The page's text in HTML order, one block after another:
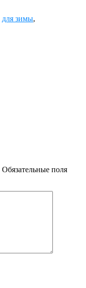
для зимы,
Обязательные поля